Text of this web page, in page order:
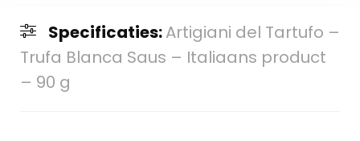
Specificaties:Artigiani del Tartufo –
Trufa Blanca Saus – Italiaans product
– 90 g